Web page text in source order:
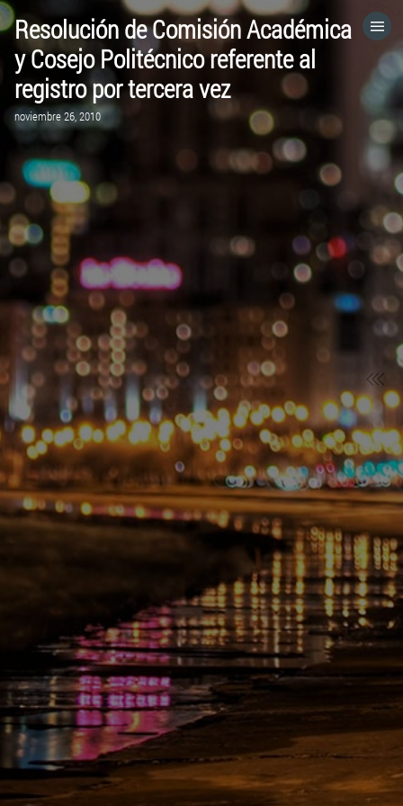
Resolución de Comisión Académica
y Cosejo Politécnico referente al
registro por tercera vez
noviembre 26, 2010
HOME
CATEGORÍAS